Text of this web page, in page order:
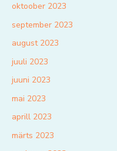
oktoober 2023
september 2023
august 2023
juuli 2023
juuni 2023
mai 2023
aprill 2023
märts 2023